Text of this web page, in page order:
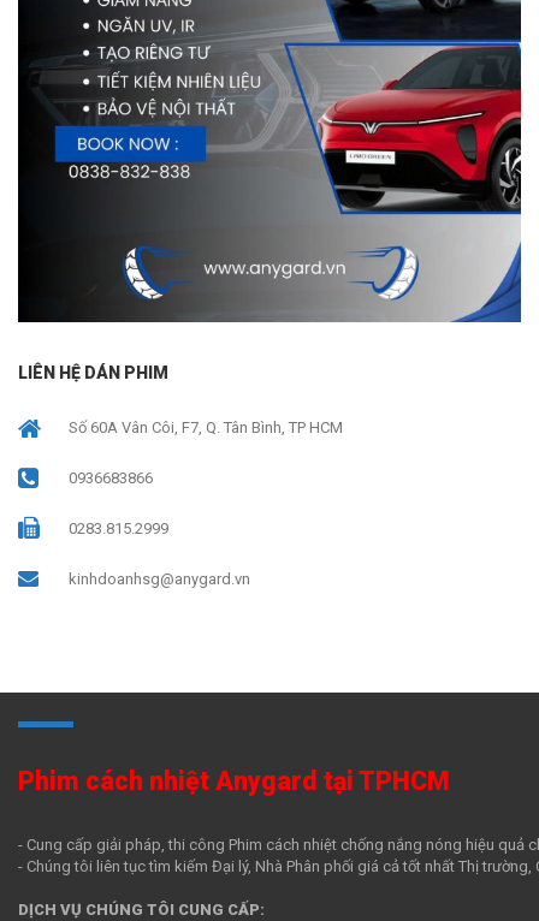
LIÊN HỆ DÁN PHIM
Số 60A Vân Côi, F7, Q. Tân Bình, TP HCM
0936683866
0283.815.2999
kinhdoanhsg@anygard.vn
Phim cách nhiệt Anygard tại TPHCM
- Cung cấp giải pháp, thi công Phim cách nhiệt chống nắng nóng hiệu quả
- Chúng tôi liên tục tìm kiếm Đại lý, Nhà Phân phối giá cả tốt nhất Thị trường,
DỊCH VỤ CHÚNG TÔI CUNG CẤP: